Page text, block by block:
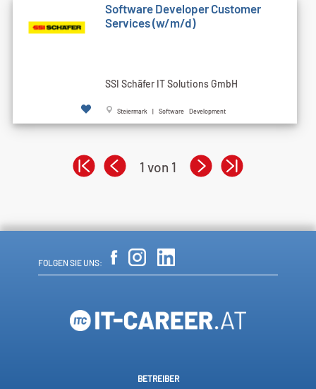
Software Developer Customer
Services (w/m/d)
SSI Schäfer IT Solutions GmbH
Steiermark | Software Development
1 von 1
FOLGEN SIE UNS:
BETREIBER